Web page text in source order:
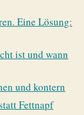
Eine Lösung:
ist und wann
und kontern
Fettnapf